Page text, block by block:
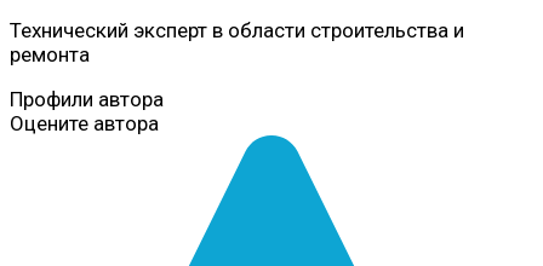
Технический эксперт в области строительства и
ремонта
Профили автора
Оцените автора